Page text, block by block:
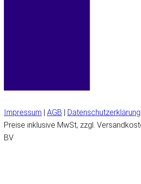
Impressum AGB Datenschutzerklärung
Preise inklusive MwSt, zzgl.
BV